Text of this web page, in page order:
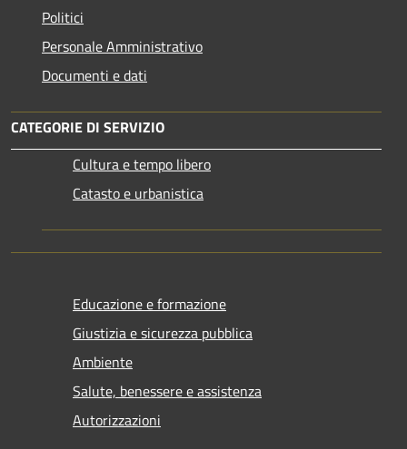
Politici
Personale Amministrativo
Documenti e dati
CATEGORIE DI SERVIZIO
Cultura e tempo libero
Catasto e urbanistica
Educazione e formazione
Giustizia e sicurezza pubblica
Ambiente
Salute, benessere e assistenza
Autorizzazioni